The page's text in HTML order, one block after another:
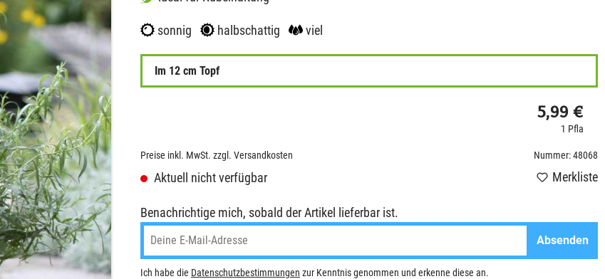
sonnig halbschattig viel
Im 12 cm Topf
5,99 €
1 Pfla
Preise inkl. MwSt. zzgl. Versandkosten Nummer: 48068
Aktuell nicht verfügbar Merkliste
Benachrichtige mich, sobald der Artikel lieferbar ist.
Absenden
Ich habe die Datenschutzbestimmungen zur Kenntnis genommen und erkenne diese an.